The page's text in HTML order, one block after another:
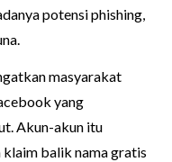
potensi phishing,
masyarakat
yang
Akun-akun itu
klaim balik nama gratis